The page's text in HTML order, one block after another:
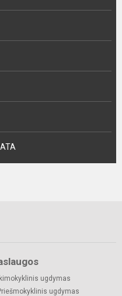
ugdymas
ugdymas